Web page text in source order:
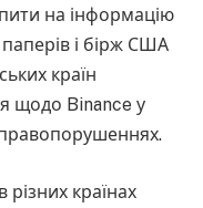
на інформацію
паперів і бірж США
країн
щодо Binance у
правопорушеннях.
країнах